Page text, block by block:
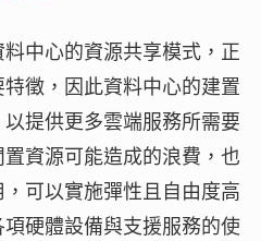
中心的資源共享模式，正
徵，因此資料中心的建置
提供更多雲端服務所需要
資源可能造成的浪費，也
可以實施彈性且自由度高
硬體設備與支援服務的使